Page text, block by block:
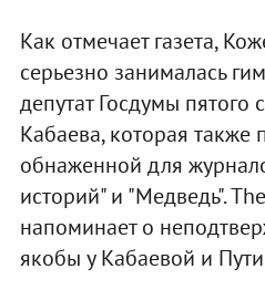
Как отмечает газета,
серьезно занималась
депутат Госдумы пятого
Кабаева, которая также
обнаженной для
историй" и "Медведь".
напоминает о
якобы у Кабаевой и